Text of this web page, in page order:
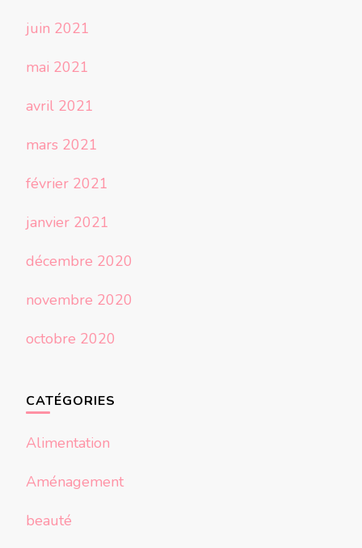
juin 2021
mai 2021
avril 2021
mars 2021
février 2021
janvier 2021
décembre 2020
novembre 2020
octobre 2020
CATÉGORIES
Alimentation
Aménagement
beauté